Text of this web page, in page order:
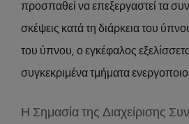
προσπαθεί να επεξεργαστεί τα
σκέψεις κατά τη διάρκεια του
του ύπνου, ο εγκέφαλος
συγκεκριμένα τμήματα
Η Σημασία της Διαχείρισης